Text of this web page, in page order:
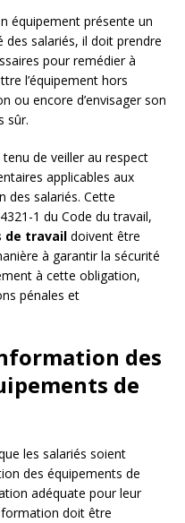
équipement présente un
salariés, il doit prendre
pour remédier à
l’équipement hors
ou encore d’envisager son
sûr.
de veiller au respect
applicables aux
des salariés. Cette
1 du Code du travail,
de travail doivent être
à garantir la sécurité
à cette obligation,
pénales et
des
de
les salariés soient
des équipements de
adéquate pour leur
doit être